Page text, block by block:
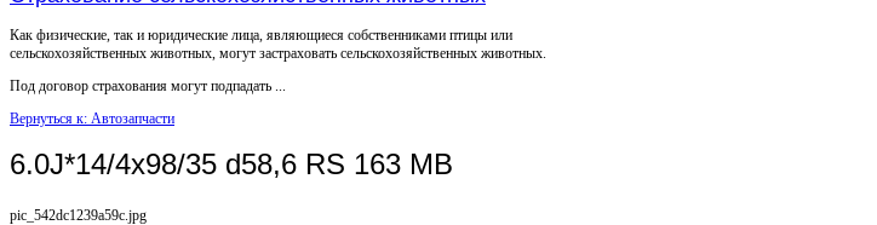
Как физические, так и юридические лица, являющиеся собственниками птицы или
сельскохозяйственных животных, могут застраховать сельскохозяйственных животных.
Под договор страхования могут подпадать ...
Вернуться к: Автозапчасти
6.0J*14/4x98/35 d58,6 RS 163 MB
pic_542dc1239a59c.jpg